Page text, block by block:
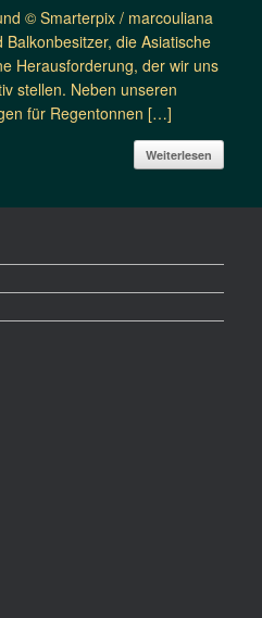
© Smarterpix / marcouliana
Balkonbesitzer, die Asiatische
Herausforderung, der wir uns
stellen. Neben unseren
für Regentonnen […]
Weiterlesen